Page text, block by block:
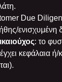
Due
ενισχυμένη
: το
κεφάλαια